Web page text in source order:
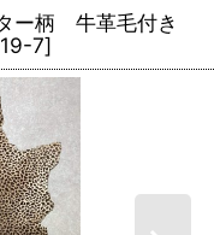
ー柄 牛革毛付き
7]